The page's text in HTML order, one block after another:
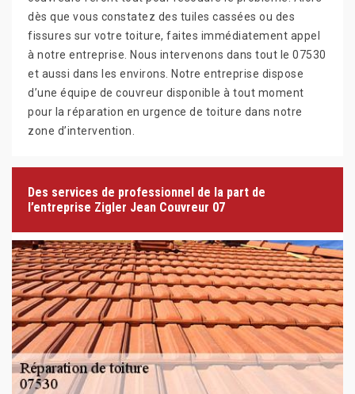
dès que vous constatez des tuiles cassées ou des
fissures sur votre toiture, faites immédiatement appel
à notre entreprise. Nous intervenons dans tout le 07530
et aussi dans les environs. Notre entreprise dispose
d’une équipe de couvreur disponible à tout moment
pour la réparation en urgence de toiture dans notre
zone d’intervention.
Des services de professionnel de la part de
l’entreprise Zigler Jean Couvreur 07